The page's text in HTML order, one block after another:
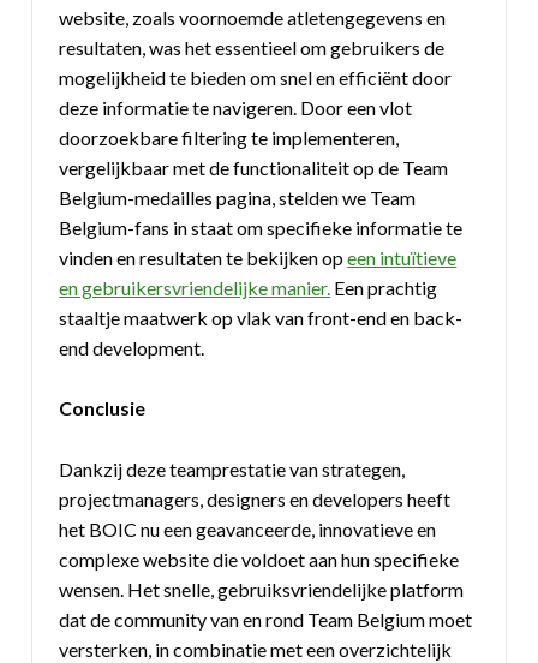
website, zoals voornoemde atletengegevens en
resultaten, was het essentieel om gebruikers de
mogelijkheid te bieden om snel en efficiënt door
deze informatie te navigeren. Door een vlot
doorzoekbare filtering te implementeren,
vergelijkbaar met de functionaliteit op de Team
Belgium-medailles pagina, stelden we Team
Belgium-fans in staat om specifieke informatie te
vinden en resultaten te bekijken opeen intuïtieve
en gebruikersvriendelijke manier. Een prachtig
staaltje maatwerk op vlak van front-end en back-
end development.
Conclusie
Dankzij deze teamprestatie van strategen,
projectmanagers, designers en developers heeft
het BOIC nu een geavanceerde, innovatieve en
complexe website die voldoet aan hun specifieke
wensen. Het snelle, gebruiksvriendelijke platform
dat de community van en rond Team Belgium moet
versterken, in combinatie met een overzichtelijk